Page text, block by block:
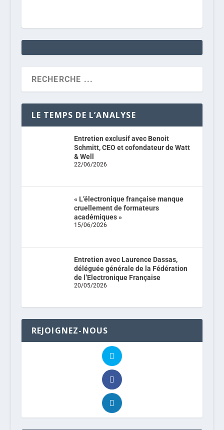
LE TEMPS DE L’ANALYSE
Entretien exclusif avec Benoit
Schmitt, CEO et cofondateur de Watt
& Well
22/06/2026
« L’électronique française manque
cruellement de formateurs
académiques »
15/06/2026
Entretien avec Laurence Dassas,
déléguée générale de la Fédération
de l’Electronique Française
20/05/2026
REJOIGNEZ-NOUS